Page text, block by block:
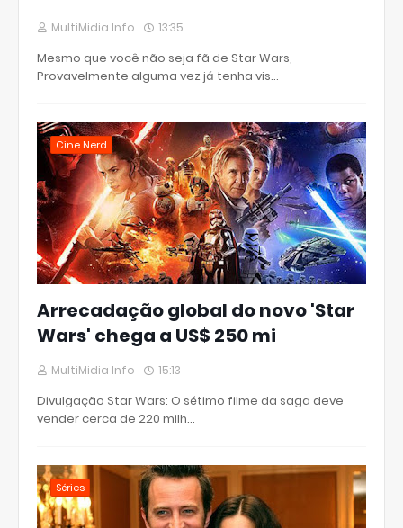
MultiMidia Info 13:35
Mesmo que você não seja fã de Star Wars,
Provavelmente alguma vez já tenha vis…
Cine Nerd
Arrecadação global do novo 'Star
Wars' chega a US$ 250 mi
MultiMidia Info 15:13
Divulgação Star Wars: O sétimo filme da saga deve
vender cerca de 220 milh…
Séries